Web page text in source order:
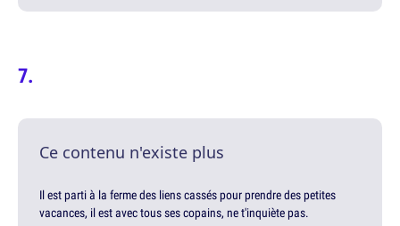
Ce contenu n'existe plus
Il est parti à la ferme des liens cassés pour prendre des petites
vacances, il est avec tous ses copains, ne t'inquiète pas.